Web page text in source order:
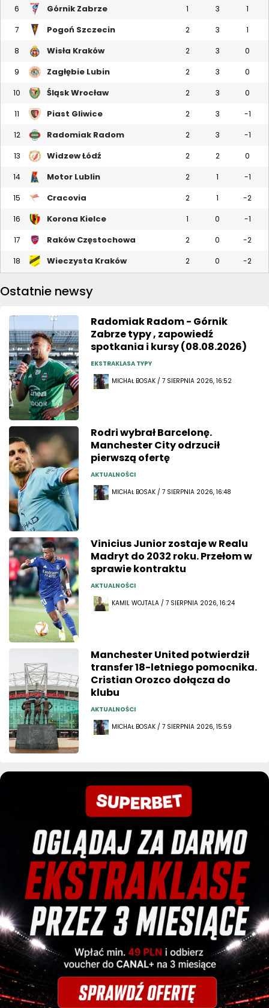
6 Górnik Zabrze 1 3 1
7 Pogoń Szczecin 2 3 1
8 Wisła Kraków 2 3 0
9 Zagłębie Lubin 2 3 0
10 Śląsk Wrocław 2 3 0
11 Piast Gliwice 2 3 -1
12 Radomiak Radom 2 3 -1
13 Widzew Łódź 2 2 0
14 Motor Lublin 2 1 -1
15 Cracovia 2 1 -2
16 Korona Kielce 1 0 -1
17 Raków Częstochowa 2 0 -2
18 Wieczysta Kraków 2 0 -2
Ostatnie newsy
Radomiak Radom - Górnik
Zabrze typy , zapowiedź
spotkania i kursy (08.08.2026)
EKSTRAKLASA TYPY
MICHAŁ BOSAK / 7 SIERPNIA 2026, 16:52
Rodri wybrał Barcelonę.
Manchester City odrzucił
pierwszą ofertę
AKTUALNOŚCI
MICHAŁ BOSAK / 7 SIERPNIA 2026, 16:48
Vinicius Junior zostaje w Realu
Madryt do 2032 roku. Przełom w
sprawie kontraktu
AKTUALNOŚCI
KAMIL WOJTALA / 7 SIERPNIA 2026, 16:24
Manchester United potwierdził
transfer 18-letniego pomocnika.
Cristian Orozco dołącza do
klubu
AKTUALNOŚCI
MICHAŁ BOSAK / 7 SIERPNIA 2026, 15:59